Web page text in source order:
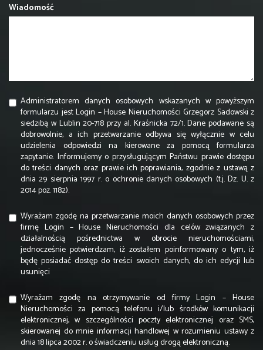
Wiadomość
Administratorem danych osobowych wskazanych w powyższym
formularzu jest Login – House Nieruchomości Grzegorz Sadowski z
siedzibą w Lublin 20-718 przy al. Kraśnicka 72/1. Dane podawane są
dobrowolnie, a ich przetwarzanie odbywa się wyłącznie w celu
udzielenia odpowiedzi na kierowane za pomocą formularza
zapytanie. Informujemy o przysługującym Państwu prawie dostępu
do treści danych oraz prawie ich poprawiania, zgodnie z ustawą z
dnia 29 sierpnia 1997 r. o ochronie danych osobowych (t.j. Dz. U. z
2014 poz. 1182).
Wyrażam zgodę na przetwarzanie moich danych osobowych przez
firmę Login – House Nieruchomości dla celów związanych z
działalnością pośrednictwa w obrocie nieruchomościami,
jednocześnie potwierdzam, iż zostałem poinformowany o tym, iż
będę posiadać dostęp do treści swoich danych, do ich edycji lub
usunięci
Wyrażam zgodę na otrzymywanie od firmy Login – House
Nieruchomości za pomocą telefonu i/lub środków komunikacji
elektronicznej, w szczególności poczty elektronicznej oraz SMS,
skierowanej do mnie informacji handlowej w rozumieniu ustawy z
dnia 18 lipca 2002 r. o świadczeniu usług drogą elektroniczną.